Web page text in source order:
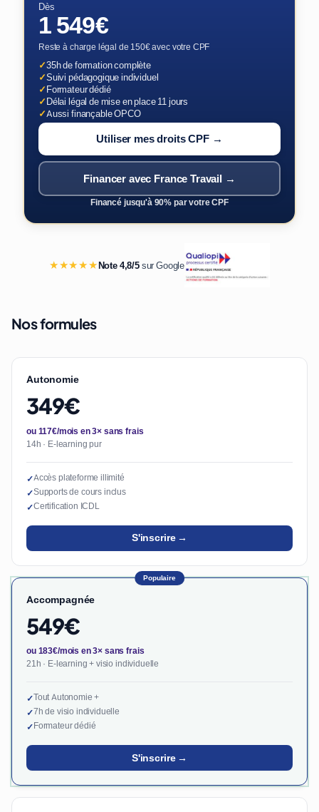
Dès
1 549€
Reste à charge légal de 150€ avec votre CPF
✓35h de formation complète
✓Suivi pédagogique individuel
✓Formateur dédié
✓Délai légal de mise en place 11 jours
✓Aussi finançable OPCO
Utiliser mes droits CPF →
Financer avec France Travail →
Financé jusqu'à 90% par votre CPF
★★★★★Note 4,8/5sur Google
Nos formules
Autonomie
349€
ou 117€/mois en 3× sans frais
14h · E-learning pur
✓Accès plateforme illimité
✓Supports de cours inclus
✓Certification ICDL
S'inscrire →
Populaire
Accompagnée
549€
ou 183€/mois en 3× sans frais
21h · E-learning + visio individuelle
✓Tout Autonomie +
✓7h de visio individuelle
✓Formateur dédié
S'inscrire →